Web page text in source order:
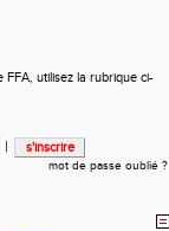
utilisez la rubrique ci-
|
mot de passe oublié ?